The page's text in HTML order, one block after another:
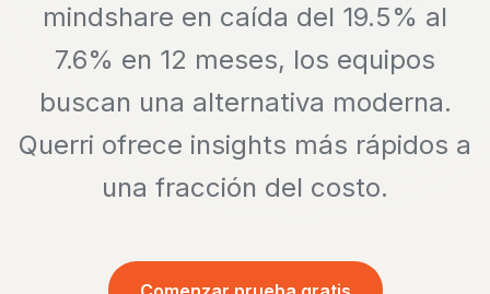
mindshare en caída del 19.5% al
7.6% en 12 meses, los equipos
buscan una alternativa moderna.
Querri ofrece insights más rápidos a
una fracción del costo.